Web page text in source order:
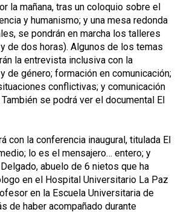
la mañana, tras un coloquio sobre el
y humanismo; y una mesa redonda
se pondrán en marcha los talleres
de dos horas). Algunos de los temas
la entrevista inclusiva con la
de género; formación en comunicación;
conflictivas; y comunicación
se podrá ver el documental El
con la conferencia inaugural, titulada El
lo es el mensajero… entero; y
abuelo de 6 nietos que ha
en el Hospital Universitario La Paz
en la Escuela Universitaria de
de haber acompañado durante